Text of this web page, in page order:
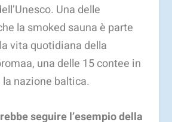
Una delle
la smoked sauna è parte
vita quotidiana della
una delle 15 contee in
nazione baltica.
seguire l’esempio della